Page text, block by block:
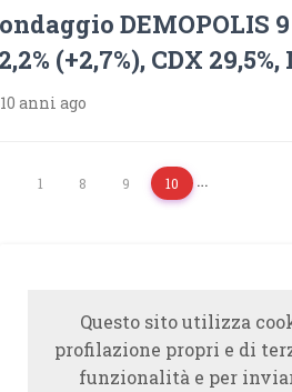
DEMOPOLIS
(+2,7%), CDX 29,5%,
anni ago
1 …
8 9 10
Questo sito utilizza
profilazione propri e di
funzionalità e per